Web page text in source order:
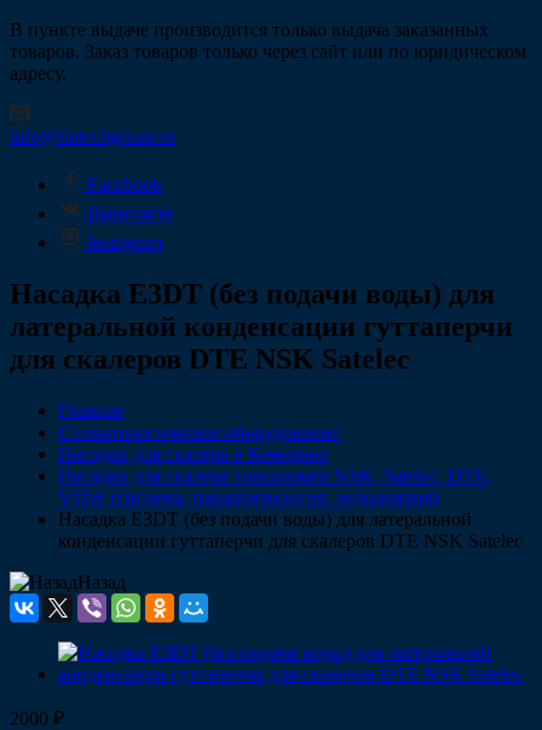
В пункте выдаче производится только выдача заказанных
товаров. Заказ товаров только через сайт или по юридическом
адресу.
info@fintechgroup.ru
Facebook
Вконтакте
Instagram
Насадка Е3DT (без подачи воды) для
латеральной конденсации гуттаперчи
для скалеров DTE NSK Satelec
Главная
Стоматологическое оборудование
Насадки для скалера в Кемерово
Насадки для скалера типоразмер NSK, Satelec, DTE,
VDW (гигиена, парадонтология. эндодонтия)
Насадка Е3DT (без подачи воды) для латеральной
конденсации гуттаперчи для скалеров DTE NSK Satelec
Назад
2000 ₽